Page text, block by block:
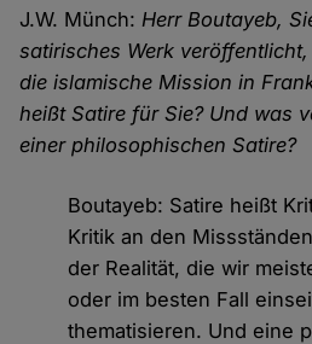
J.W. Münch: Herr Boutayeb,
satirisches Werk
die islamische Mission in
heißt Satire für Sie? Und was
einer philosophischen Satire?
Boutayeb: Satire heißt
Kritik an den
der Realität, die wir
oder im besten Fall
thematisieren. Und eine